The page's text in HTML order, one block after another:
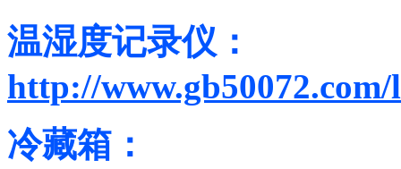
温湿度记录仪：
http://
冷藏箱：